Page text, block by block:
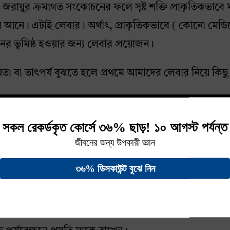
ক্রমাগত সংকোচনের ফলে সৃষ্ট শক্তি প্রাকৃতিকভাবে
এটাই লেবার। অর্থাৎ, প্রাকৃতিকভাবে ( কোনো
ভূমিষ্ঠ হওয়ার জন্য লেবার প্রয়োজন।
বা তাৎপর্য বুঝতে হলে প্রথমে আমাদের লেবার নিয়ে
মাধ্যমে। সাধারণত যখন সন্তান ফুল টার্ম (৩৭-৪২
প্লাগ বের হওয়ার মাধ্যমে বা অনেকের ক্ষেত্রে তৃতীয়
(পানি ভাঙা) পর জরায়ুর আসল সংকোচন বা ট্রু লেবার
স্টেইজেও এই পানি ভাঙ্গতে পারে। এরপর ক্রমাগত